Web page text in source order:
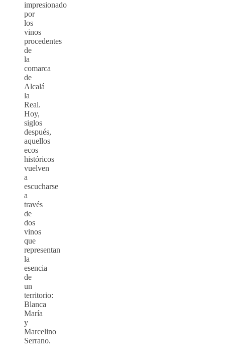
impresionado
por
los
vinos
procedentes
de
la
comarca
de
Alcalá
la
Real.
Hoy,
siglos
después,
aquellos
ecos
históricos
vuelven
a
escucharse
a
través
de
dos
vinos
que
representan
la
esencia
de
un
territorio:
Blanca
María
y
Marcelino
Serrano.